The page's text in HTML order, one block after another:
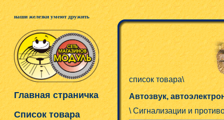
наши железки умеют дружить
Главная страничка
Список товара
список товара\
Автозвук,
\ Сигнализации и